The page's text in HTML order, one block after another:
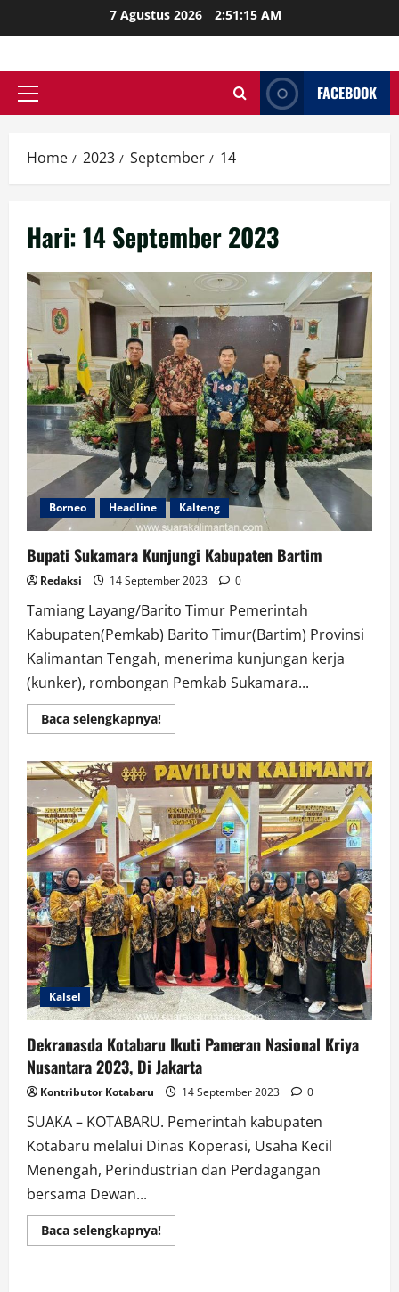
to
7 Agustus 2026 2:51:15 AM
Primary
FACEBOOK
Home 2023 September 14
Hari:14 September 2023
Borneo Headline Kalteng
Bupati Sukamara Kunjungi Kabupaten Bartim
Redaksi 14 September 2023 0
Tamiang Layang/Barito Timur Pemerintah
Kabupaten(Pemkab) Barito Timur(Bartim) Provinsi
Kalimantan Tengah, menerima kunjungan kerja
(kunker), rombongan Pemkab Sukamara...
Baca selengkapnya!Read
more
Sukamara
Kunjungi
Kabupaten
Bartim
Kalsel
Dekranasda Kotabaru Ikuti Pameran Nasional Kriya
Nusantara 2023, Di Jakarta
Kontributor Kotabaru 14 September 2023 0
SUAKA – KOTABARU. Pemerintah kabupaten
Kotabaru melalui Dinas Koperasi, Usaha Kecil
Menengah, Perindustrian dan Perdagangan
bersama Dewan...
Baca selengkapnya!Read
more